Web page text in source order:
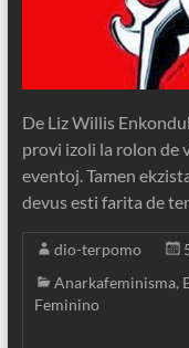
De Liz Willis
provi izoli la rolon de
eventoj. Tamen
devus esti farita de
dio-terpomo
Anarkafeminisma,
Feminino